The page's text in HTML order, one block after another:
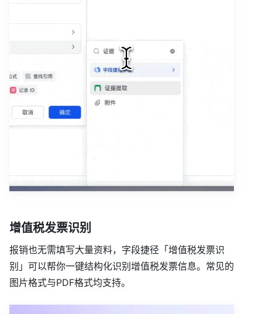
增值税发票识别
报销也无需填写大量资料，字段捷径「增值税发票识
别」可以帮你一键结构化识别增值税发票信息。常见的
图片格式与PDF格式均支持。